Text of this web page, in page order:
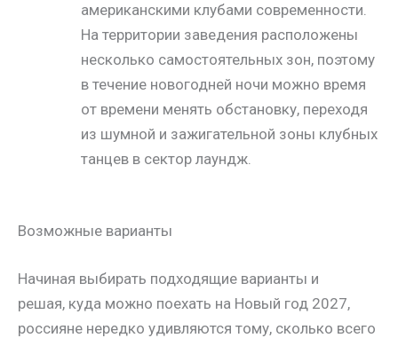
американскими клубами современности.
На территории заведения расположены
несколько самостоятельных зон, поэтому
в течение новогодней ночи можно время
от времени менять обстановку, переходя
из шумной и зажигательной зоны клубных
танцев в сектор лаундж.
Возможные варианты
Начиная выбирать подходящие варианты и
решая, куда можно поехать на Новый год 2027,
россияне нередко удивляются тому, сколько всего